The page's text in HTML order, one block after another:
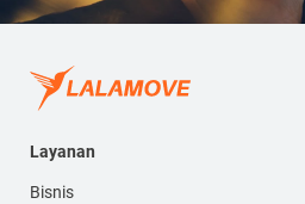
Layanan
Bisnis